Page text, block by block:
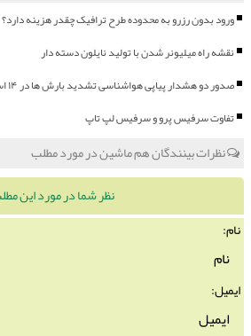
ورود بدون رزرو به محدوده طرح ترافیک چقدر هزینه دارد؟
نقشه راه میلیونر شدن با تولید نایلون دسته دار
صدور دو هشدار پیاپی هواشناسی تشدید بارش ها در ۱۴ استان تا روز شنبه
تفاوت سرفیس پرو و سرفیس لپ تاپ
نظرات بینندگان هم ماشین در مورد مطلب
نظر شما در مورد این مطلب
نام:
ایمیل: